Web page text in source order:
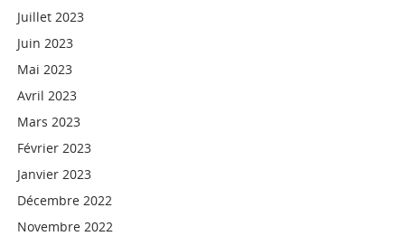
Juillet 2023
Juin 2023
Mai 2023
Avril 2023
Mars 2023
Février 2023
Janvier 2023
Décembre 2022
Novembre 2022